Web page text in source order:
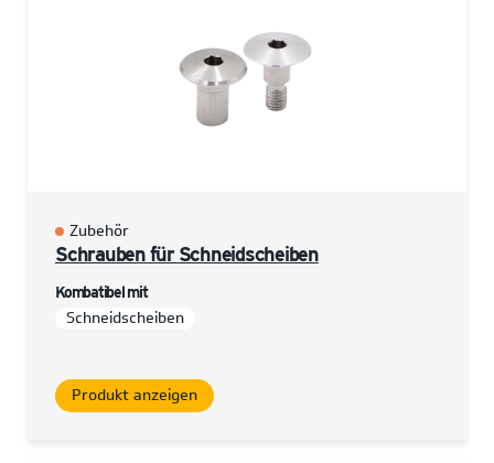
Zubehör
Schrauben für Schneidscheiben
Kombatibel mit
Schneidscheiben
Produkt anzeigen